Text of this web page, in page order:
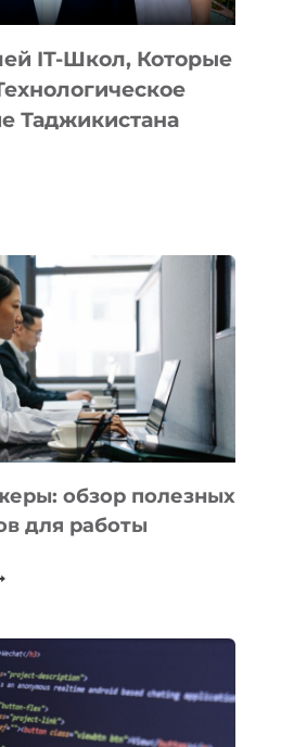
IT-Школ, Которые
Таджикистана
обзор полезных
для работы